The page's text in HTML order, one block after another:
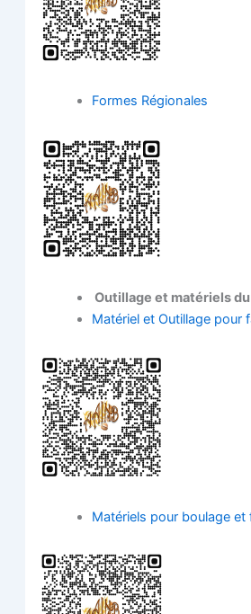
Formes Régio­nales
Outillage et maté­riels
Maté­riel et Outillage pour
Maté­riels pour bou­lage